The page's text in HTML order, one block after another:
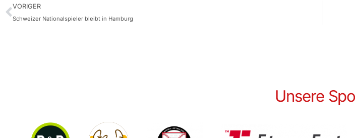
VORIGER
Schweizer Nationalspieler bleibt in Hamburg
Unsere